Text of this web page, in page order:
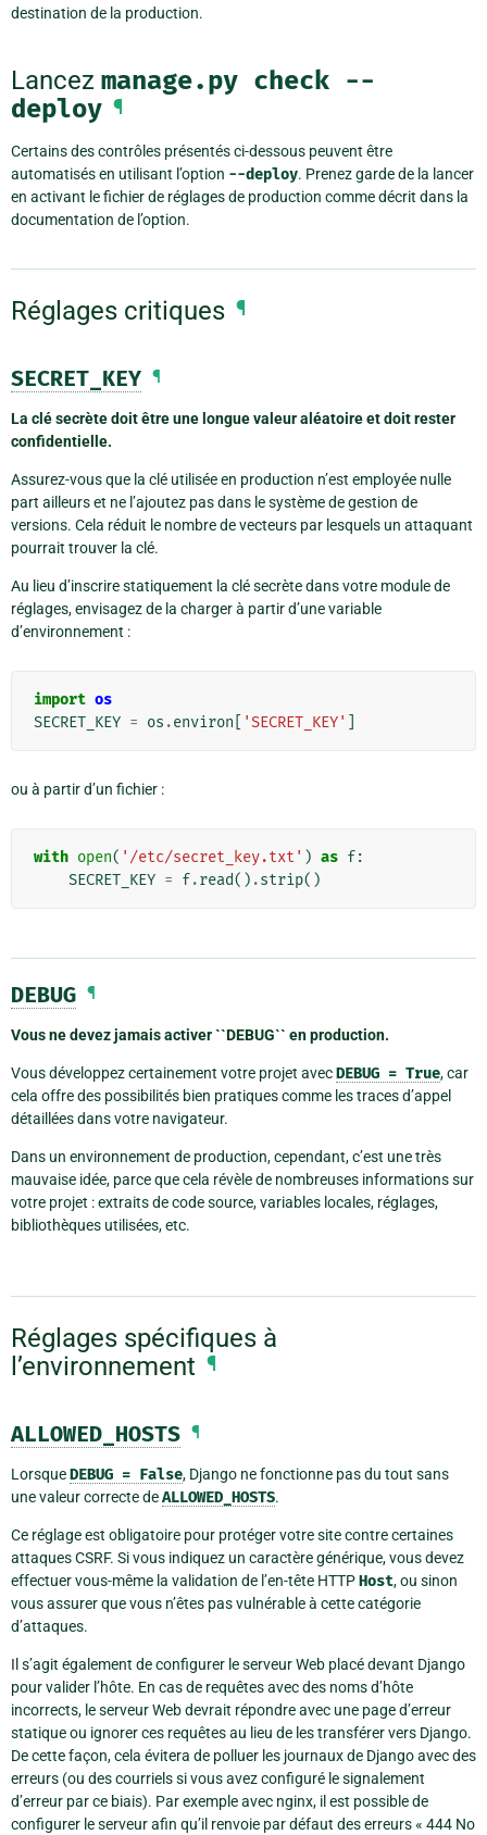
destination de la production.
Lancez manage.py check --
deploy ¶
Certains des contrôles présentés ci-dessous peuvent être
automatisés en utilisant l’option --deploy. Prenez garde de la lancer
en activant le fichier de réglages de production comme décrit dans la
documentation de l’option.
Réglages critiques ¶
SECRET_KEY ¶
La clé secrète doit être une longue valeur aléatoire et doit rester
confidentielle.
Assurez-vous que la clé utilisée en production n’est employée nulle
part ailleurs et ne l’ajoutez pas dans le système de gestion de
versions. Cela réduit le nombre de vecteurs par lesquels un attaquant
pourrait trouver la clé.
Au lieu d’inscrire statiquement la clé secrète dans votre module de
réglages, envisagez de la charger à partir d’une variable
d’environnement :
import os
SECRET_KEY = os .environ 'SECRET_KEY'
ou à partir d’un fichier :
with open( '/etc/secret_key.txt' ) as f:
SECRET_KEY = f.read() .strip()
DEBUG ¶
Vous ne devez jamais activer ``DEBUG`` en production.
Vous développez certainement votre projet avecDEBUG = True, car
cela offre des possibilités bien pratiques comme les traces d’appel
détaillées dans votre navigateur.
Dans un environnement de production, cependant, c’est une très
mauvaise idée, parce que cela révèle de nombreuses informations sur
votre projet : extraits de code source, variables locales, réglages,
bibliothèques utilisées, etc.
Réglages spécifiques à
l’environnement ¶
ALLOWED_HOSTS ¶
LorsqueDEBUG = False, Django ne fonctionne pas du tout sans
une valeur correcte deALLOWED_HOSTS.
Ce réglage est obligatoire pour protéger votre site contre certaines
attaques CSRF. Si vous indiquez un caractère générique, vous devez
effectuer vous-même la validation de l’en-tête HTTPHost, ou sinon
vous assurer que vous n’êtes pas vulnérable à cette catégorie
d’attaques.
Il s’agit également de configurer le serveur Web placé devant Django
pour valider l’hôte. En cas de requêtes avec des noms d’hôte
incorrects, le serveur Web devrait répondre avec une page d’erreur
statique ou ignorer ces requêtes au lieu de les transférer vers Django.
De cette façon, cela évitera de polluer les journaux de Django avec des
erreurs (ou des courriels si vous avez configuré le signalement
d’erreur par ce biais). Par exemple avec nginx, il est possible de
configurer le serveur afin qu’il renvoie par défaut des erreurs « 444 No